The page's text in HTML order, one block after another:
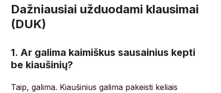
Dažniausiai užduodami klausimai
(DUK)
1. Ar galima kaimiškus sausainius kepti
be kiaušinių?
Taip, galima. Kiaušinius galima pakeisti keliais